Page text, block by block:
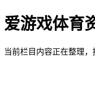
爱游戏体育
当前栏目内容正在整理，